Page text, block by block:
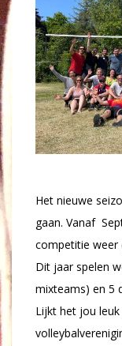
Het nieuwe
gaan. Vanaf
competitie weer
Dit jaar spelen
mixteams) en 5
Lijkt het jou